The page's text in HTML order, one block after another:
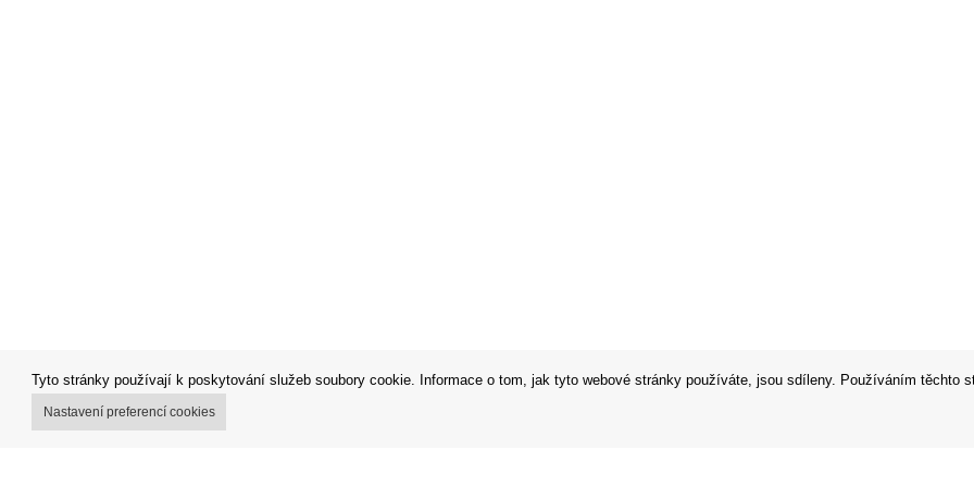
Tyto stránky používají k poskytování služeb soubory cookie. Informace o tom, jak tyto webové stránky používáte, jsou sdíleny. Používáním těchto
Nastavení preferencí cookies